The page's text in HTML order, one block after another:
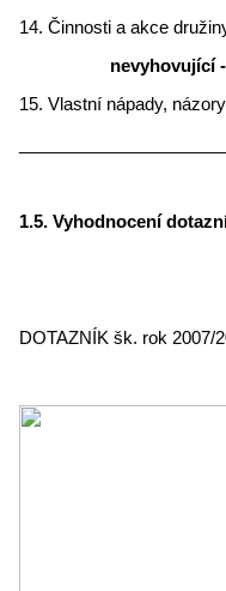
14. Činnosti a akce
nevyhovující
15. Vlastní nápady,
1.5. Vyhodnocení
DOTAZNÍK šk. rok 2007/